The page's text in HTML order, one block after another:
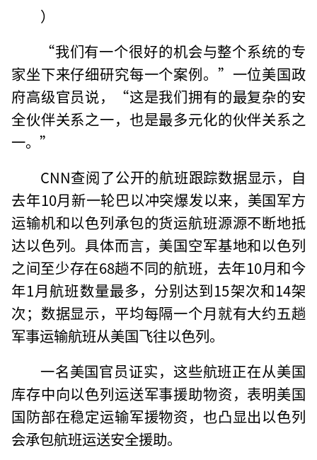
）
“我们有一个很好的机会与整个系统的专
家坐下来仔细研究每一个案例。”一位美国政
府高级官员说，“这是我们拥有的最复杂的安
全伙伴关系之一，也是最多元化的伙伴关系之
一。”
CNN查阅了公开的航班跟踪数据显示，自
去年10月新一轮巴以冲突爆发以来，美国军方
运输机和以色列承包的货运航班源源不断地抵
达以色列。具体而言，美国空军基地和以色列
之间至少存在68趟不同的航班，去年10月和今
年1月航班数量最多，分别达到15架次和14架
次；数据显示，平均每隔一个月就有大约五趟
军事运输航班从美国飞往以色列。
一名美国官员证实，这些航班正在从美国
库存中向以色列运送军事援助物资，表明美国
国防部在稳定运输军援物资，也凸显出以色列
会承包航班运送安全援助。